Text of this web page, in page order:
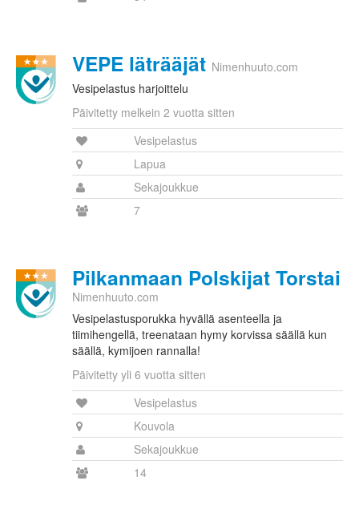
VEPE läträäjät Nimenhuuto.com
Vesipelastus harjoittelu
Päivitetty melkein 2 vuotta sitten
Vesipelastus
Lapua
Sekajoukkue
7
Pilkanmaan Polskijat Torstai
Nimenhuuto.com
Vesipelastusporukka hyvällä asenteella ja
tiimihengellä, treenataan hymy korvissa säällä kun
säällä, kymijoen rannalla!
Päivitetty yli 6 vuotta sitten
Vesipelastus
Kouvola
Sekajoukkue
14